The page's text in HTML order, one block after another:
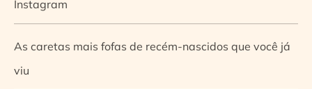
Instagram
As caretas mais fofas de recém-nascidos que você já
viu